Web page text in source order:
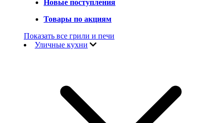
Новые поступления
Товары по акциям
Показать все грили и печи
Уличные кухни